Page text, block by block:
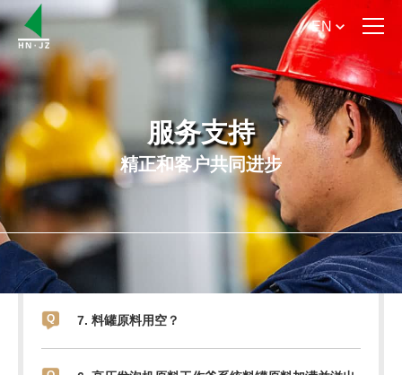
首 页
关于我们
产品介绍
产品手册下载
新闻资讯
联系我们
EN
服务支持
精正和客户共同进步
7. 料罐原料用空？